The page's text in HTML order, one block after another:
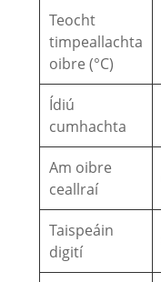
Teocht
timpeallachta
oibre (°C)
Ídiú
cumhachta
Am oibre
ceallraí
Taispeáin
digití